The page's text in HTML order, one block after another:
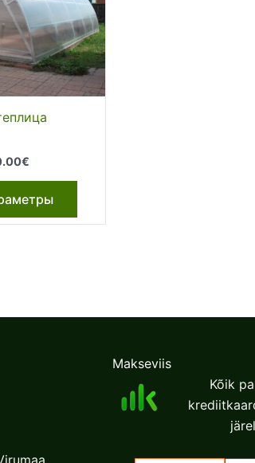
€
320.00€
–
Этот
имеет
страницеMakseviis
Kõik